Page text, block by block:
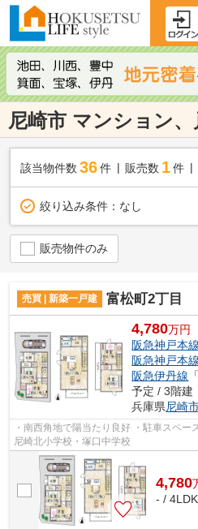
尼崎市 マンション
該当物件数 36件 販売数 1 件
絞り込み条件： なし
販売物件のみ
売買 | 新築一戸建 富松町2丁目
4,780万円
阪急神戸本線
阪急神戸本線
阪急伊丹線
予定 / 3階建
兵庫県尼崎
・南西角地で陽当たり良好 ・駐車スペー
尼崎北小学校・塚口中学校
4,780
- /